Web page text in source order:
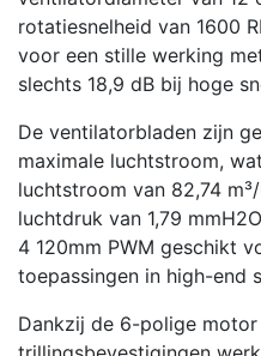
rotatiesnelheid van 1600
voor een stille werking
slechts 18,9 dB bij hoge
De ventilatorbladen zijn
maximale luchtstroom,
luchtstroom van 82,74
luchtdruk van 1,79
4 120mm PWM geschikt
toepassingen in high-end
Dankzij de 6-polige